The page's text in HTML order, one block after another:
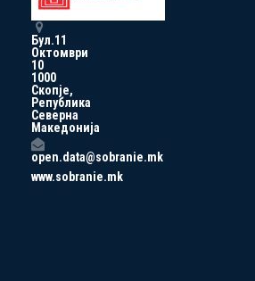
Бул.11
Октомври
10
1000
Скопје,
Република
Северна
Македонија
open.data@sobranie.mk
www.sobranie.mk